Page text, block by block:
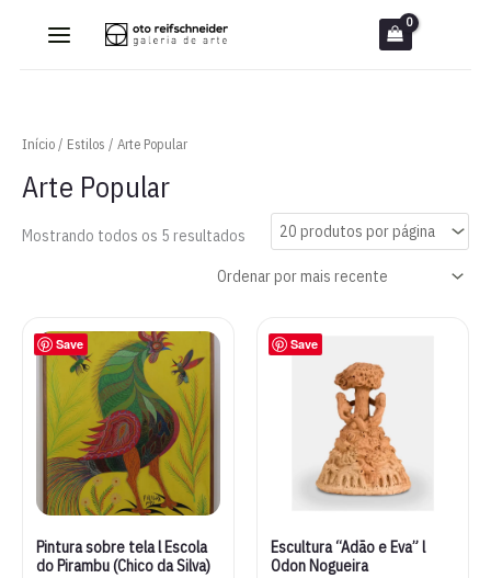
Início/ Estilos / Arte Popular
Arte Popular
Mostrando todos os 5 resultados Classificado
recente
Save
Pintura sobre tela l Escola
do Pirambu (Chico da Silva)
Save
Escultura “Adão e Eva” l
Odon Nogueira